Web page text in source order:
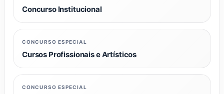
Concurso Institucional
CONCURSO ESPECIAL
Cursos Profissionais e Artísticos
CONCURSO ESPECIAL